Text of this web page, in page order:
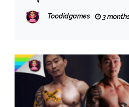
Toodidgames 3